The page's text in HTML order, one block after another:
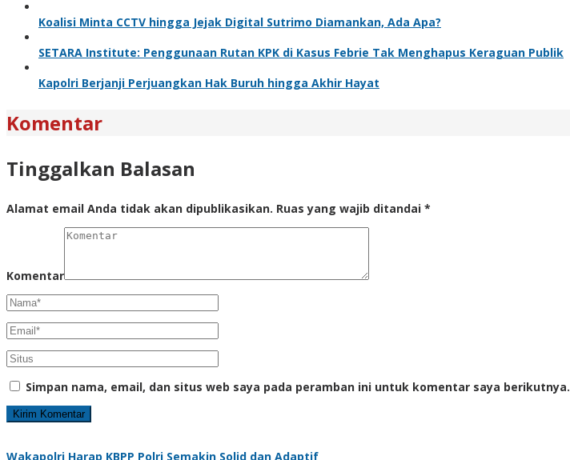
Koalisi Minta CCTV hingga Jejak Digital Sutrimo Diamankan, Ada Apa?
SETARA Institute: Penggunaan Rutan KPK di Kasus Febrie Tak Menghapus Keraguan Publik
Kapolri Berjanji Perjuangkan Hak Buruh hingga Akhir Hayat
Komentar
Tinggalkan Balasan
Alamat email Anda tidak akan dipublikasikan. Ruas yang wajib ditandai *
Komentar
Simpan nama, email, dan situs web saya pada peramban ini untuk komentar saya berikutnya.
Wakapolri Harap KBPP Polri Semakin Solid dan Adaptif